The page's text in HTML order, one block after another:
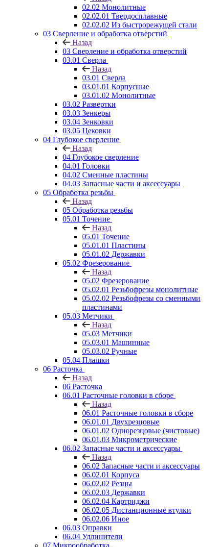
02.02 Монолитные
02.02.01 Твердосплавные
02.02.02 Из быстрорежущей стали
03 Сверление и обработка отверстий
Назад
03 Сверление и обработка отверстий
03.01 Сверла
Назад
03.01 Сверла
03.01.01 Корпусные
03.01.02 Монолитные
03.02 Развертки
03.03 Зенкеры
03.04 Зенковки
03.05 Цековки
04 Глубокое сверление
Назад
04 Глубокое сверление
04.01 Головки
04.02 Сменные пластины
04.03 Запасные части и аксессуары
05 Обработка резьбы
Назад
05 Обработка резьбы
05.01 Точение
Назад
05.01 Точение
05.01.01 Пластины
05.01.02 Державки
05.02 Фрезерование
Назад
05.02 Фрезерование
05.02.01 Резьбофрезы монолитные
05.02.02 Резьбофрезы со сменными
пластинами
05.03 Метчики
Назад
05.03 Метчики
05.03.01 Машинные
05.03.02 Ручные
05.04 Плашки
06 Расточка
Назад
06 Расточка
06.01 Расточные головки в сборе
Назад
06.01 Расточные головки в сборе
06.01.01 Двухрезцовые
06.01.02 Однорезцовые (чистовые)
06.01.03 Микрометрические
06.02 Запасные части и аксессуары
Назад
06.02 Запасные части и аксессуары
06.02.01 Корпуса
06.02.02 Резцы
06.02.03 Державки
06.02.04 Картриджи
06.02.05 Дистанционные втулки
06.02.06 Иное
06.03 Оправки
06.04 Удлинители
07 Микрообработка